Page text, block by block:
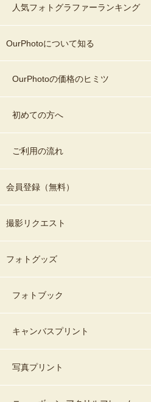
人気フォトグラファーランキング
OurPhotoについて知る
OurPhotoの価格のヒミツ
初めての方へ
ご利用の流れ
会員登録（無料）
撮影リクエスト
フォトグッズ
フォトブック
キャンバスプリント
写真プリント